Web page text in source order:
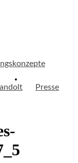
Presse